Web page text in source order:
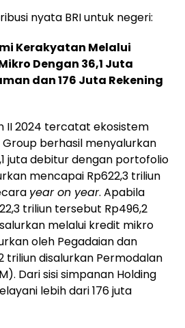
nyata BRI untuk negeri:
Kerakyatan Melalui
Dengan 36,1 Juta
dan 176 Juta Rekening
II 2024 tercatat ekosistem
Group berhasil menyalurkan
juta debitur dengan portofolio
mencapai Rp622,3 triliun
year on year. Apabila
triliun tersebut Rp496,2
melalui kredit mikro
oleh Pegadaian dan
triliun disalurkan Permodalan
Dari sisi simpanan Holding
lebih dari 176 juta